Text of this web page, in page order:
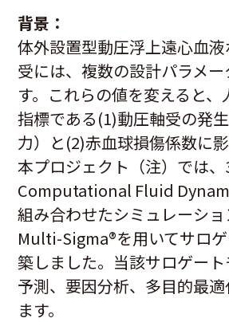
背景：
体外設置型動圧浮上遠心血
受には、複数の設計パラメ
す。これらの値を変えると
指標である(1)動圧軸受の発
力）と(2)赤血球損傷係数に影
本プロジェクト （注） では、
Computational Fluid
組み合わせたシミュレーショ
Multi-Sigma®を用いてサロ
築しました。当該サロゲー
予測、要因分析、多目的最
ます。